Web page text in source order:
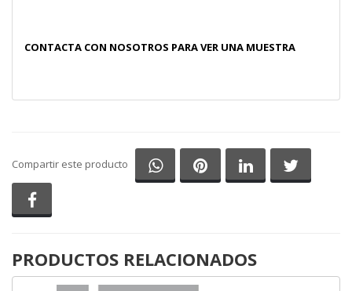
CONTACTA CON NOSOTROS PARA VER UNA MUESTRA
Compartir este producto Compartir en Whatsapp
Compartir en Pinterest
Compartir en
PRODUCTOS RELACIONADOS